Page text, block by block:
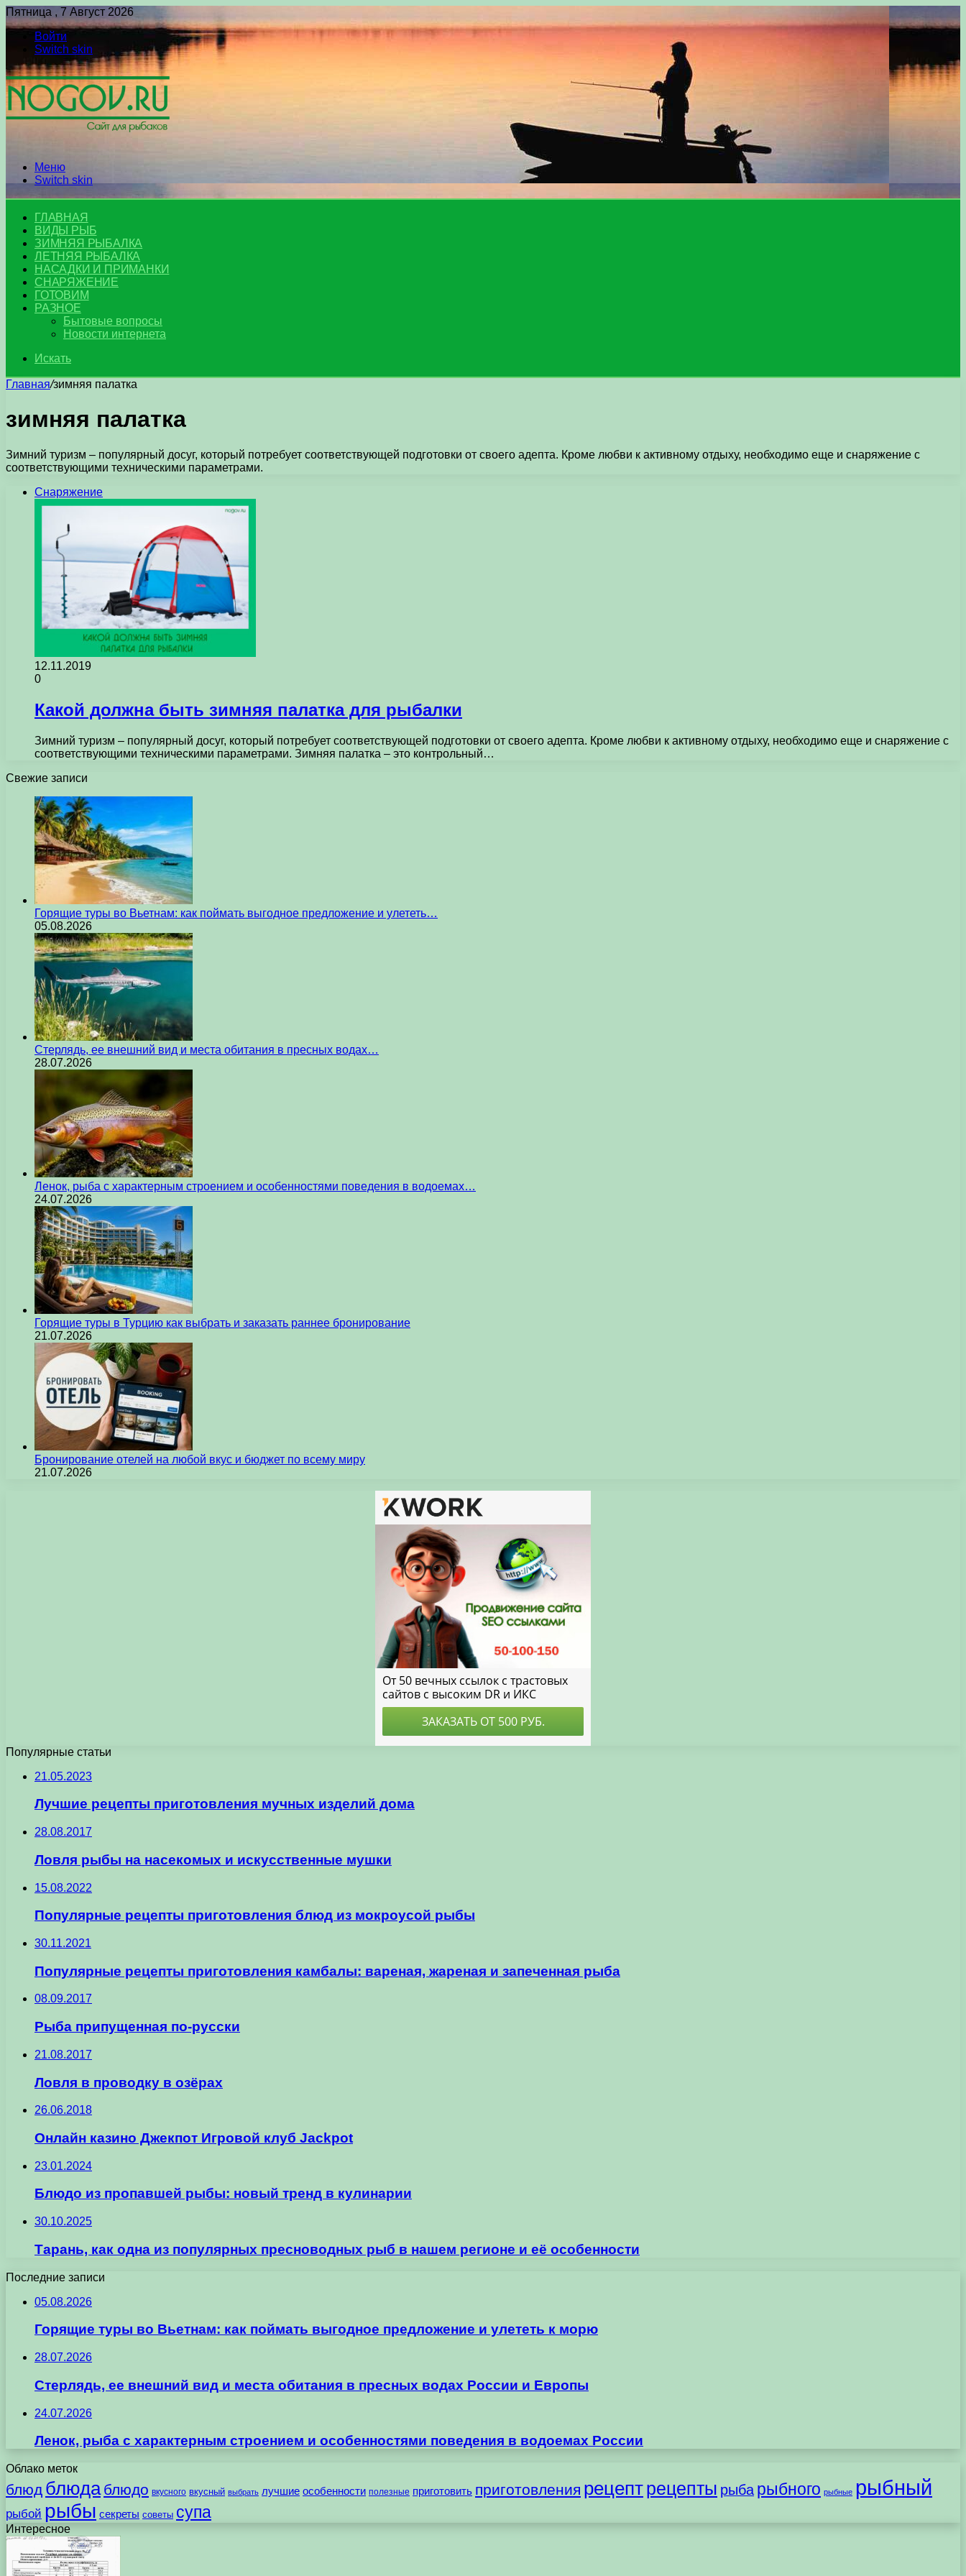
Пятница , 7 Август 2026
Войти
Switch skin
Меню
Switch skin
ГЛАВНАЯ
ВИДЫ РЫБ
ЗИМНЯЯ РЫБАЛКА
ЛЕТНЯЯ РЫБАЛКА
НАСАДКИ И ПРИМАНКИ
СНАРЯЖЕНИЕ
ГОТОВИМ
РАЗНОЕ
Бытовые вопросы
Новости интернета
Искать
Главная/зимняя палатка
зимняя палатка
Зимний туризм – популярный досуг, который потребует соответствующей подготовки от своего адепта. Кроме любви к активному отдыху, необходимо еще и снаряжение с
соответствующими техническими параметрами.
Снаряжение
12.11.2019
0
Какой должна быть зимняя палатка для рыбалки
Зимний туризм – популярный досуг, который потребует соответствующей подготовки от своего адепта. Кроме любви к активному отдыху, необходимо еще и снаряжение с
соответствующими техническими параметрами. Зимняя палатка – это контрольный…
Свежие записи
Горящие туры во Вьетнам: как поймать выгодное предложение и улететь…
05.08.2026
Стерлядь, ее внешний вид и места обитания в пресных водах…
28.07.2026
Ленок, рыба с характерным строением и особенностями поведения в водоемах…
24.07.2026
Горящие туры в Турцию как выбрать и заказать раннее бронирование
21.07.2026
Бронирование отелей на любой вкус и бюджет по всему миру
21.07.2026
Популярные статьи
21.05.2023
Лучшие рецепты приготовления мучных изделий дома
28.08.2017
Ловля рыбы на насекомых и искусственные мушки
15.08.2022
Популярные рецепты приготовления блюд из мокроусой рыбы
30.11.2021
Популярные рецепты приготовления камбалы: вареная, жареная и запеченная рыба
08.09.2017
Рыба припущенная по-русски
21.08.2017
Ловля в проводку в озёрах
26.06.2018
Онлайн казино Джекпот Игровой клуб Jackpot
23.01.2024
Блюдо из пропавшей рыбы: новый тренд в кулинарии
30.10.2025
Тарань, как одна из популярных пресноводных рыб в нашем регионе и её особенности
Последние записи
05.08.2026
Горящие туры во Вьетнам: как поймать выгодное предложение и улететь к морю
28.07.2026
Стерлядь, ее внешний вид и места обитания в пресных водах России и Европы
24.07.2026
Ленок, рыба с характерным строением и особенностями поведения в водоемах России
Облако меток
блюд блюда блюдо вкусного вкусный выбрать лучшие особенности полезные приготовить приготовления рецептрецепты рыба рыбного рыбные рыбный
рыбой рыбы секреты советы супа
Интересное